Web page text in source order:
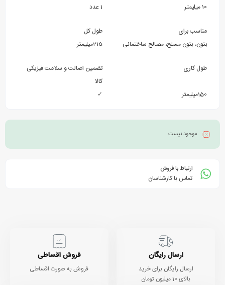
10 میلیمتر
1 عدد
مناسب برای
بتون، بتون مسلح، مصالح ساختمانی
طول کل
215میلیمتر
طول کاری
150میلیمتر
تضمین اصالت و سلامت فیزیکی
کالا
✓
موجود نیست
ارتباط با فروش
تماس با کارشناسان
ارسال رایگان
ارسال رایگان برای خرید
بالای 10 میلیون تومان
فروش اقساطی
فروش به صورت اقساطی